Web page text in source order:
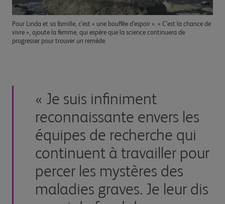
Pour Linda et sa famille, c’est « une bouffée d’espoir ». « C’est la chance de
vivre », ajoute la femme, qui espère que la science continuera de
progresser pour trouver un remède.
« Je suis infiniment
reconnaissante envers les
équipes de recherche qui
continuent à travailler pour
percer les mystères des
maladies graves. Je leur dis